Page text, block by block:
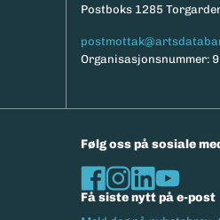
Postboks 1285
Organisasjonsnummer:
Følg oss på sosiale
Få siste nytt på e-post